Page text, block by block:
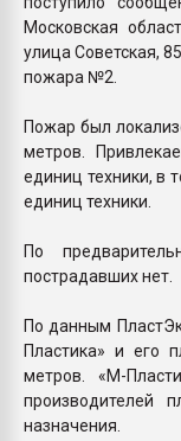
Московская
улица Советская,
пожара №2.
Пожар был
метров.
единиц техники, в
единиц техники.
По
пострадавших нет.
По данным
Пластика» и его
метров. «М-
производителей
назначения.